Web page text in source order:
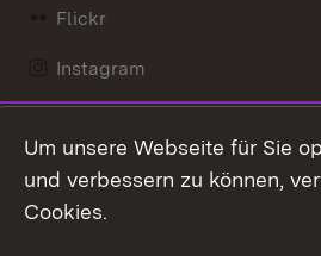
Flickr
Instagram
Mastodon
Messenger
Um unsere Webseite für Sie
und verbessern zu können,
Cookies.